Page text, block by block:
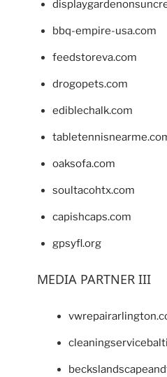
bbq-empire-usa.com
feedstoreva.com
drogopets.com
ediblechalk.com
oaksofa.com
soultacohtx.com
capishcaps.com
gpsyfl.org
MEDIA PARTNER III